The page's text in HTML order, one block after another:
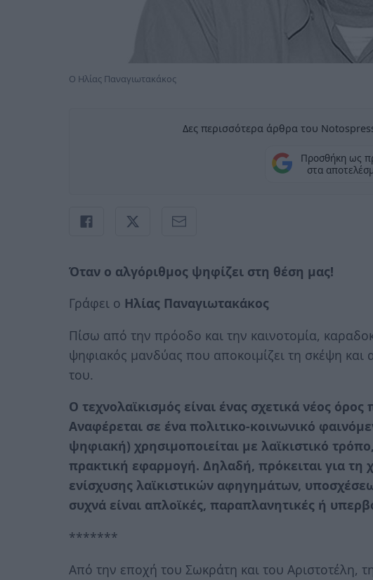
Ο Ηλίας Παναγιωτακάκος
Δες περισσότερα άρθρα του
Προσθήκη ως
στα
Όταν ο αλγόριθμος ψηφίζει στη θέση μας!
Γράφει ο Ηλίας Παναγιωτακάκος
Πίσω από την πρόοδο και την καινοτομία,
ψηφιακός μανδύας που αποκοιμίζει τη σκέψη
του.
Ο τεχνολαϊκισμός είναι ένας σχετικά νέος
Αναφέρεται σε ένα πολιτικο-κοινωνικό
ψηφιακή) χρησιμοποιείται με λαϊκιστικό
πρακτική εφαρμογή. Δηλαδή, πρόκειται για τη
ενίσχυσης λαϊκιστικών αφηγημάτων,
συχνά είναι απλοϊκές, παραπλανητικές ή
*******
Από την εποχή του Σωκράτη και του Αριστοτέλη,